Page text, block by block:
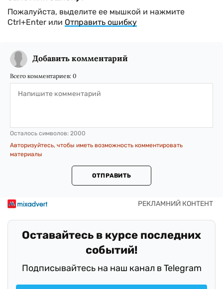
Пожалуйста, выделите ее мышкой и нажмите
Ctrl+Enter или Отправить ошибку
Добавить комментарий
Всего комментариев: 0
Осталось символов: 2000
Авторизуйтесь, чтобы иметь возможность комментировать
материалы
ОТПРАВИТЬ
Оставайтесь в курсе последних
событий!
Подписывайтесь на наш канал в Telegram